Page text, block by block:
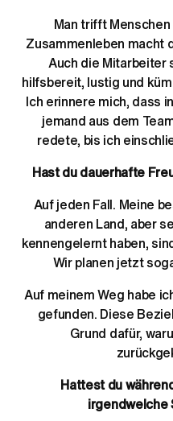
Man trifft
Zusammenleben macht
Auch die Mitarbeiter
hilfsbereit, lustig und
Ich erinnere mich, dass
jemand aus dem
redete, bis ich
Hast du dauerhafte
Auf jeden Fall. Meine
anderen Land, aber
kennengelernt haben,
Wir planen jetzt
Auf meinem Weg habe
gefunden. Diese
Grund dafür,
Hattest du
irgendwelche